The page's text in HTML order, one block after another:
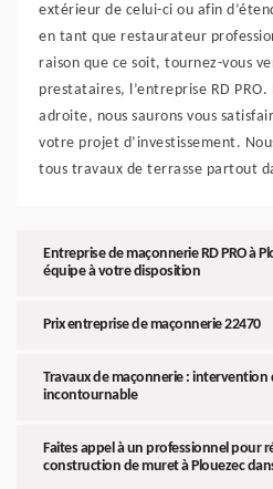
extérieur de celui-ci ou afin
en tant que restaurateur
raison que ce soit, tournez-vous
prestataires, l’entreprise RD PRO.
adroite, nous saurons vous
votre projet d’investissement.
tous travaux de terrasse partout
Entreprise de maçonnerie RD PRO à
équipe à votre disposition
Prix entreprise de maçonnerie 22470
Travaux de maçonnerie : intervention
incontournable
Faites appel à un professionnel pour
construction de muret à Plouezec